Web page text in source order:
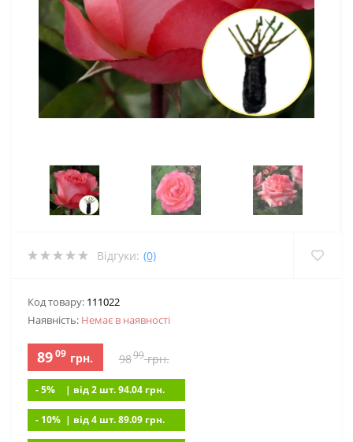
Відгуки: (0)
Код товару: 111022
Наявність: Немає в наявностi
8909 грн. 9899грн.
- 5% | вiд 2 шт. 94.04 грн.
- 10% | вiд 4 шт. 89.09 грн.